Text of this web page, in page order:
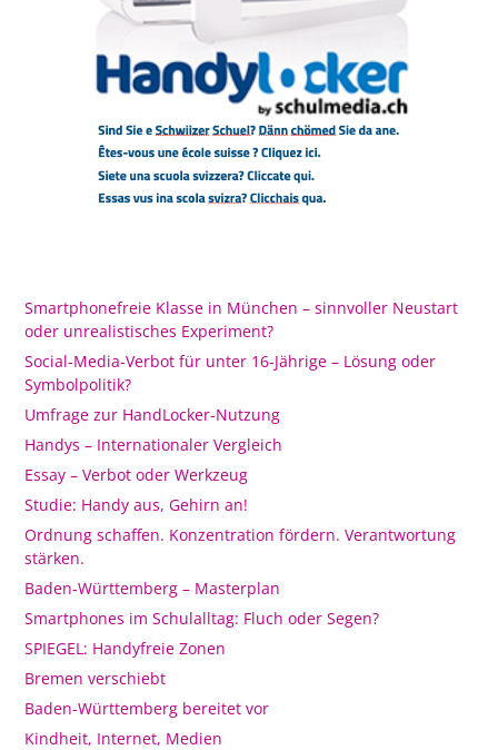
Smartphonefreie Klasse in München – sinnvoller Neustart
oder unrealistisches Experiment?
Social-Media-Verbot für unter 16-Jährige – Lösung oder
Symbolpolitik?
Umfrage zur HandLocker-Nutzung
Handys – Internationaler Vergleich
Essay – Verbot oder Werkzeug
Studie: Handy aus, Gehirn an!
Ordnung schaffen. Konzentration fördern. Verantwortung
stärken.
Baden-Württemberg – Masterplan
Smartphones im Schulalltag: Fluch oder Segen?
SPIEGEL: Handyfreie Zonen
Bremen verschiebt
Baden-Württemberg bereitet vor
Kindheit, Internet, Medien